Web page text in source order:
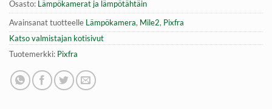
Osasto: Lämpökamerat ja lämpötähtäin
Avainsanat tuotteelle Lämpökamera, Mile2, Pixfra
Katso valmistajan kotisivut
Tuotemerkki: Pixfra